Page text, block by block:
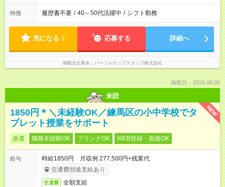
特徴 履歴書不要 / 40～50代活躍中 / シフト勤務
気になる！ 応募する 詳細へ
掲載元企業名 パーソルテンプスタッフ株式会社
掲載日：2026.08.05
未読
NEW
1850円＊＼未経験OK／練馬区の小中学校でタ
ブレット授業をサポート
派遣 職種未経験OK ブランクOK WEB登録・面接OK
給与
時給1850円 月収例 277,500円+残業代
交通費別途支給あり
交通費 全額支給